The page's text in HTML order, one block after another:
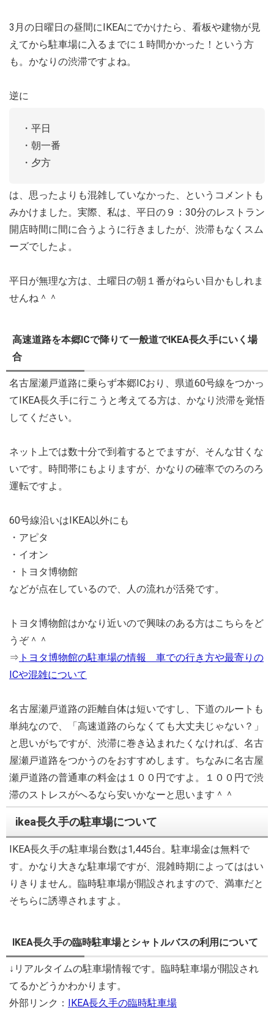
3月の日曜日の昼間にIKEAにでかけたら、看板や建物が見
えてから駐車場に入るまでに１時間かかった！という方
も。かなりの渋滞ですよね。
逆に
・平日
・朝一番
・夕方
は、思ったよりも混雑していなかった、というコメントも
みかけました。実際、私は、平日の９：30分のレストラン
開店時間に間に合うように行きましたが、渋滞もなくスム
ーズでしたよ。
平日が無理な方は、土曜日の朝１番がねらい目かもしれま
せんね＾＾
高速道路を本郷ICで降りて一般道でIKEA長久手にいく場
合
名古屋瀬戸道路に乗らず本郷ICおり、県道60号線をつかっ
てIKEA長久手に行こうと考えてる方は、かなり渋滞を覚悟
してください。
ネット上では数十分で到着するとでますが、そんな甘くな
いです。時間帯にもよりますが、かなりの確率でのろのろ
運転ですよ。
60号線沿いはIKEA以外にも
・アピタ
・イオン
・トヨタ博物館
などが点在しているので、人の流れが活発です。
トヨタ博物館はかなり近いので興味のある方はこちらをど
うぞ＾＾
⇒ トヨタ博物館の駐車場の情報 車での行き方や最寄りの
ICや混雑について
名古屋瀬戸道路の距離自体は短いですし、下道のルートも
単純なので、「高速道路のらなくても大丈夫じゃない？」
と思いがちですが、渋滞に巻き込まれたくなければ、名古
屋瀬戸道路をつかうのをおすすめします。ちなみに名古屋
瀬戸道路の普通車の料金は１００円ですよ。１００円で渋
滞のストレスがへるなら安いかなーと思います＾＾
ikea長久手の駐車場について
IKEA長久手の駐車場台数は1,445台。駐車場金は無料で
す。かなり大きな駐車場ですが、混雑時期によってははい
りきりません。臨時駐車場が開設されますので、満車だと
そちらに誘導されますよ。
IKEA長久手の臨時駐車場とシャトルバスの利用について
↓リアルタイムの駐車場情報です。臨時駐車場が開設され
てるかどうかわかります。
外部リンク：
IKEA長久手の臨時駐車場